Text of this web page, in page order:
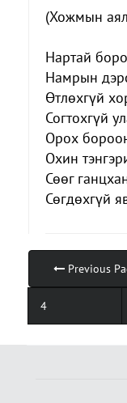
(Хожмын
Нартай
Намрын
Өтлөхгүй
Согтохгүй
Орох
Охин
Сөөг
Сөгдөхгүй
Previous
4